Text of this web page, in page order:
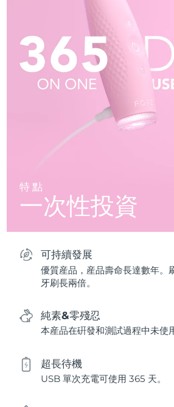
特點
一次性投資
可持續發展
優質産品，産品壽命長達數年。
牙刷長兩倍。
純素&零殘忍
本産品在硏發和測試過程中未使
超長待機
USB 單次充電可使用 365 天。